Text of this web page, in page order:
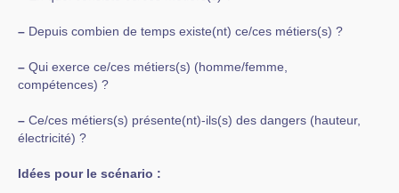
– Depuis combien de temps existe(nt) ce/ces métiers(s) ?
– Qui exerce ce/ces métiers(s) (homme/femme,
compétences) ?
– Ce/ces métiers(s) présente(nt)-ils(s) des dangers (hauteur,
électricité) ?
Idées pour le scénario :